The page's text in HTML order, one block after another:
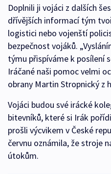
Doplnili ji vojáci z dalších
dřívějších informací tým
logistici nebo vojenští
bezpečnost vojáků.
týmu přispíváme k posílení
Iráčané naši pomoc velmi
obrany Martin Stropnický z
Vojáci budou své irácké
bitevníků, které si Irák
prošli výcvikem v České
červnu oznámila, že stroje
útokům.